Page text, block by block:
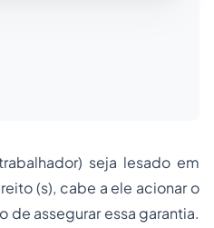
seja lesado em
(s), cabe a ele acionar o
assegurar essa garantia.